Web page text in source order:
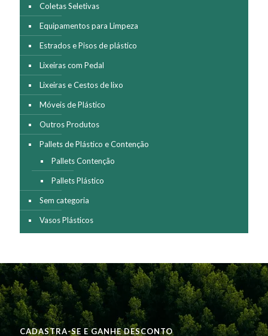
Coletas Seletivas
Equipamentos para Limpeza
Estrados e Pisos de plástico
Lixeiras com Pedal
Lixeiras e Cestos de lixo
Móveis de Plástico
Outros Produtos
Pallets de Plástico e Contenção
Pallets Contenção
Pallets Plástico
Sem categoria
Vasos Plásticos
CADASTRA-SE E GANHE DESCONTO